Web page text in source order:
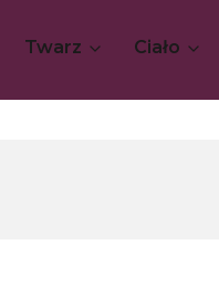
Twarz Ciało